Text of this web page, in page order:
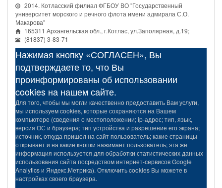
2014. Котласский филиал ФГБОУ ВО "Государственный
университет морского и речного флота имени адмирала С.О.
Макарова"
165311 Архангельская обл., г.Котлас, ул.Заполярная, д.19;
(81837) 3-83-71
Нажимая кнопку «СОГЛАСЕН», Вы
подтверждаете то, что Вы
проинформированы об использовании
cookies на нашем сайте.
Для того, чтобы мы могли качественно предоставить Вам услуги,
мы используем cookies, которые сохраняются на Вашем
компьютере (сведения о местоположении; ip-адрес; тип, язык,
версия ОС и браузера; тип устройства и разрешение его экрана;
источник, откуда пришел на сайт пользователь; какие страницы
открывает и на какие кнопки нажимает пользователь; эта же
информация используется для обработки статистических данных
использования сайта посредством интернет-сервисов Google
Analytics и Яндекс.Метрика). Отключить cookies Вы можете в
настройках своего браузера.